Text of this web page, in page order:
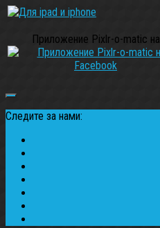
Приложение Pixlr-o-matic на
Следите за нами: